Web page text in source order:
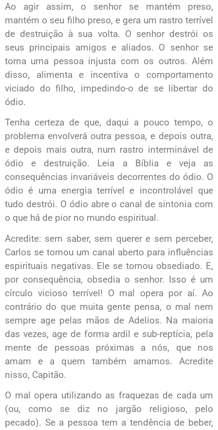
Ao agir assim, o senhor se mantém preso,
mantém o seu filho preso, e gera um rastro terrível
de destruição à sua volta. O senhor destrói os
seus principais amigos e aliados. O senhor se
torna uma pessoa injusta com os outros. Além
disso, alimenta e incentiva o comportamento
viciado do filho, impedindo-o de se libertar do
ódio.
Tenha certeza de que, daqui a pouco tempo, o
problema envolverá outra pessoa, e depois outra,
e depois mais outra, num rastro interminável de
ódio e destruição. Leia a Bíblia e veja as
consequências invariáveis decorrentes do ódio. O
ódio é uma energia terrível e incontrolável que
tudo destrói. O ódio abre o canal de sintonia com
o que há de pior no mundo espiritual.
Acredite: sem saber, sem querer e sem perceber,
Carlos se tornou um canal aberto para influências
espirituais negativas. Ele se tornou obsediado. E,
por consequência, obsedia o senhor. Isso é um
círculo vicioso terrível! O mal opera por aí. Ao
contrário do que muita gente pensa, o mal nem
sempre age pelas mãos de Adelios. Na maioria
das vezes, age de forma ardil e sub-reptícia, pela
mente de pessoas próximas a nós, que nos
amam e a quem também amamos. Acredite
nisso, Capitão.
O mal opera utilizando as fraquezas de cada um
(ou, como se diz no jargão religioso, pelo
pecado). Se a pessoa tem a tendência de beber,